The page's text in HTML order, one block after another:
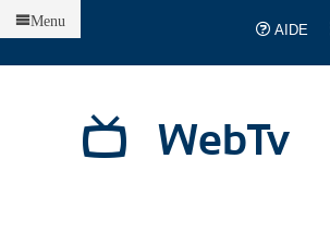
AIDE
WebTv
Menu